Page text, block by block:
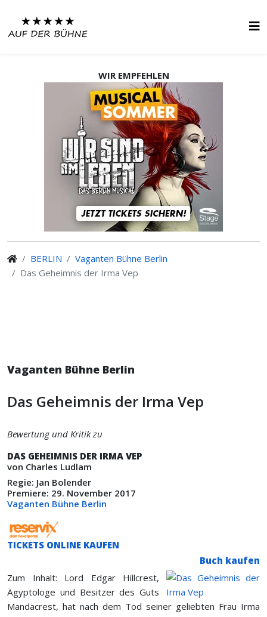
WIR EMPFEHLEN
BERLIN
Vaganten Bühne Berlin
Das Geheimnis der Irma Vep
Vaganten Bühne Berlin
Das Geheimnis der Irma Vep
Bewertung und Kritik zu
DAS GEHEIMNIS DER IRMA VEP
von Charles Ludlam
Regie: Jan Bolender
Premiere: 29. November 2017
Vaganten Bühne Berlin
TICKETS ONLINE KAUFEN
Buch kaufen
Zum Inhalt: Lord Edgar Hillcrest,
Ägyptologe und Besitzer des Guts
Mandacrest, hat nach dem Tod seiner geliebten Frau Irma